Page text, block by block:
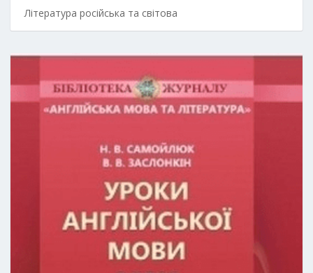
Література російська та світова